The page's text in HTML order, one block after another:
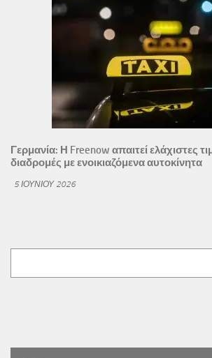
Γερμανία: Η Freenow απαιτεί ελάχιστες
διαδρομές με ενοικιαζόμενα αυτοκίνητα
5 ΙΟΥΝΊΟΥ 2026